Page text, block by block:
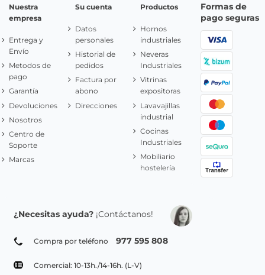
Nuestra
empresa
Entrega y
Envío
Metodos de
pago
Garantía
Devoluciones
Nosotros
Centro de
Soporte
Marcas
Su cuenta
Datos
personales
Historial de
pedidos
Factura por
abono
Direcciones
Productos
Hornos
industriales
Neveras
Industriales
Vitrinas
expositoras
Lavavajillas
industrial
Cocinas
Industriales
Mobiliario
hostelería
Formas de
pago seguras
¿Necesitas ayuda? ¡Contáctanos!
Compra por teléfono 977 595 808
Comercial: 10-13h./14-16h. (L-V)